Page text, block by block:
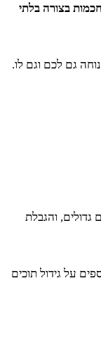
בצורה בלתי
גם לכם וגם לו.
גדולים, והגבלת
על גידול תוכים